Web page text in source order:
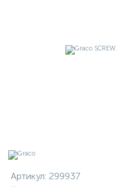
Артикул: 299937